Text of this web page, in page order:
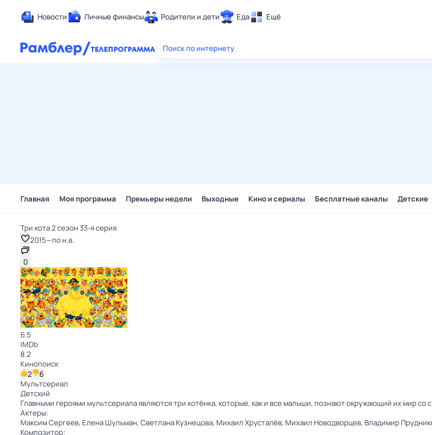
Новости Личные финансы Родители и дети Еда Ещё
Здоровье
Поиск по интернету
Главная Моя программа Премьеры недели Выходные Кино и сериалы Бесплатные каналы Детские
Три кота 2 сезон 33-я серия
2015—по н.в.
0
6.5
IMDb
8.2
Кинопоиск
2
6
Мультсериал
Детский
Главными героями мультсериала являются три котёнка, которые, как и все малыши, познают окружающий их мир
Актеры:
Максим Сергеев, Елена Шульман,Светлана Кузнецова, Михаил Хрусталёв, Михаил Новодворцев, Владимир
Композитор: